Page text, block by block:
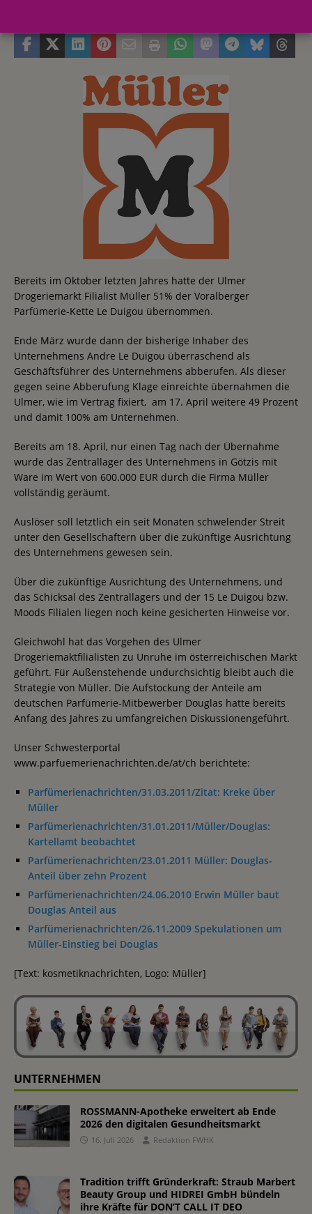
Bereits im Oktober letzten Jahres hatte der Ulmer
Drogeriemarkt Filialist Müller 51% der Voralberger
Parfümerie-Kette Le Duigou übernommen.
Ende März wurde dann der bisherige Inhaber des
Unternehmens Andre Le Duigou überraschend als
Geschäftsführer des Unternehmens abberufen. Als dieser
gegen seine Abberufung Klage einreichte übernahmen die
Ulmer, wie im Vertrag fixiert, am 17. April weitere 49 Prozent
und damit 100% am Unternehmen.
Bereits am 18. April, nur einen Tag nach der Übernahme
wurde das Zentrallager des Unternehmens in Götzis mit
Ware im Wert von 600.000 EUR durch die Firma Müller
vollständig geräumt.
Auslöser soll letztlich ein seit Monaten schwelender Streit
unter den Gesellschaftern über die zukünftige Ausrichtung
des Unternehmens gewesen sein.
Über die zukünftige Ausrichtung des Unternehmens, und
das Schicksal des Zentrallagers und der 15 Le Duigou bzw.
Moods Filialen liegen noch keine gesicherten Hinweise vor.
Gleichwohl hat das Vorgehen des Ulmer
Drogeriemaktfilialisten zu Unruhe im österreichischen Markt
geführt. Für Außenstehende undurchsichtig bleibt auch die
Strategie von Müller. Die Aufstockung der Anteile am
deutschen Parfümerie-Mitbewerber Douglas hatte bereits
Anfang des Jahres zu umfangreichen Diskussionengeführt.
Unser Schwesterportal
www.parfuemerienachrichten.de/at/ch berichtete:
Parfümerienachrichten/31.03.2011/Zitat: Kreke über
Müller
Parfümerienachrichten/31.01.2011/Müller/Douglas:
Kartellamt beobachtet
Parfümerienachrichten/23.01.2011 Müller: Douglas-
Anteil über zehn Prozent
Parfümerienachrichten/24.06.2010 Erwin Müller baut
Douglas Anteil aus
Parfümerienachrichten/26.11.2009 Spekulationen um
Müller-Einstieg bei Douglas
[Text: kosmetiknachrichten, Logo: Müller]
UNTERNEHMEN
ROSSMANN-Apotheke erweitert ab Ende
2026 den digitalen Gesundheitsmarkt
16. Juli 2026 Redaktion FWHK
Tradition trifft Gründerkraft: Straub Marbert
Beauty Group und HIDREI GmbH bündeln
ihre Kräfte für DON’T CALL IT DEO